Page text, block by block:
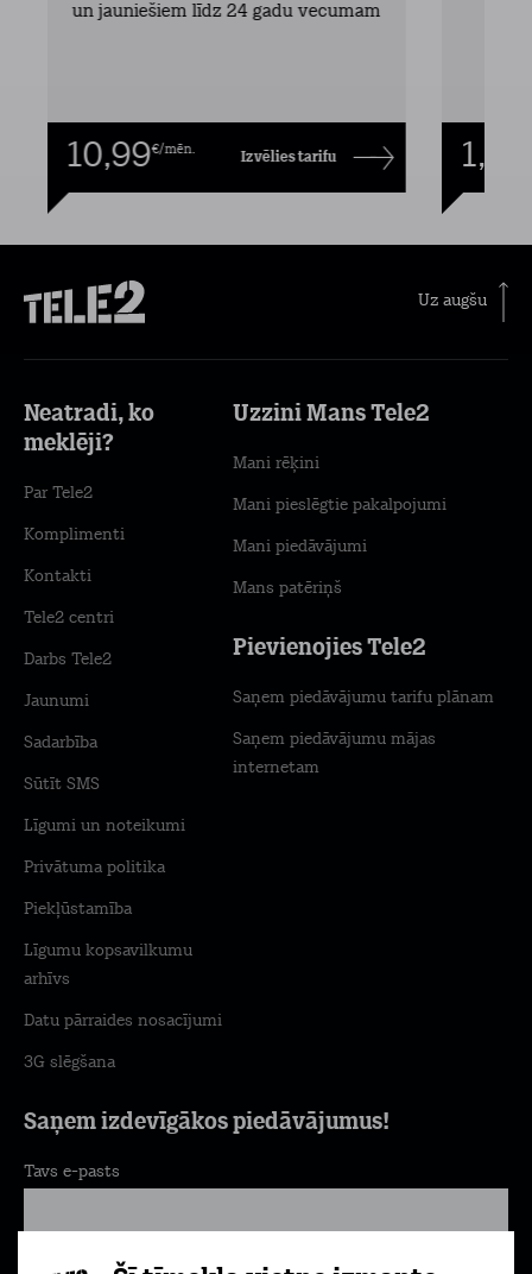
un jauniešiem līdz 24 gadu vecumam
10,99€/mēn. Izvēlies tarifu 1,00
Uz augšu
Saņem izdevīgākos piedāvājumus!
Tavs e-pasts
Neatradi, ko
meklēji?
Par Tele2
Komplimenti
Kontakti
Tele2 centri
Darbs Tele2
Jaunumi
Sadarbība
Sūtīt SMS
Līgumi un noteikumi
Privātuma politika
Piekļūstamība
Līgumu kopsavilkumu
arhīvs
Datu pārraides nosacījumi
3G slēgšana
Uzzini Mans Tele2
Mani rēķini
Mani pieslēgtie pakalpojumi
Mani piedāvājumi
Mans patēriņš
Pievienojies Tele2
Saņem piedāvājumu tarifu plānam
Saņem piedāvājumu mājas
internetam